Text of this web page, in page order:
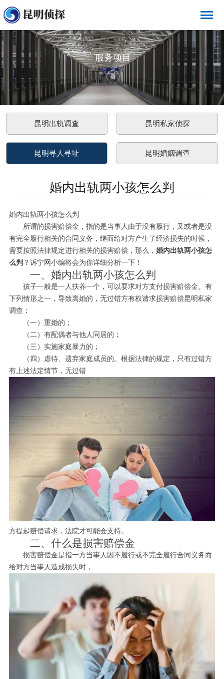
服务项目
昆明出轨调查 昆明私家侦探
昆明寻人寻址 昆明婚姻调查
婚内出轨两小孩怎么判
婚内出轨两小孩怎么判
所谓的损害赔偿金，指的是当事人由于没有履行，又或者是没
有完全履行相关的合同义务，继而给对方产生了经济损失的时候，
需要按照法律规定进行相关的损害赔偿，那么， 婚内出轨两小孩怎
么判 ？诉宁网小编将会为你详细分析一下！
一、婚内出轨两小孩怎么判
孩子一般是一人扶养一个，可以要求对方支付损害赔偿金。有
下列情形之一，导致离婚的，无过错方有权请求损害赔偿昆明私家
调查：
（一）重婚的；
（二）有配偶者与他人同居的；
（三）实施家庭暴力的；
（四）虐待、遗弃家庭成员的。根据法律的规定，只有过错方
有上述法定情节，无过错
方提起赔偿请求，法院才可能会支持。
二、什么是损害赔偿金
损害赔偿金是指一方当事人因不履行或不完全履行合同义务而
给对方当事人造成损失时，